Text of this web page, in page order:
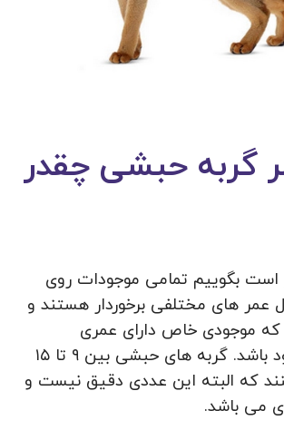
گربه حبشی چقدر
است بگوییم تمامی موجودات روی
عمر های مختلفی برخوردار هستند و
موجودی خاص دارای عمری
مخصوص به خود باشد. گربه های حبشی بین ۹ تا ۱۵
که البته این عددی دقیق نیست و
می باشد.